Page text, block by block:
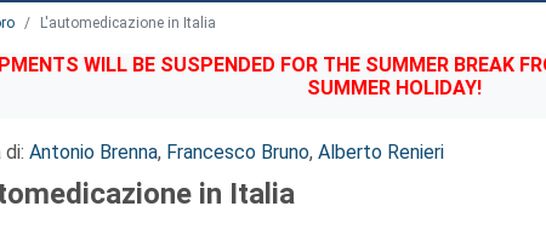
L'automedicazione in Italia
WILL BE SUSPENDED FOR THE SUMMER BREAK
SUMMER HOLIDAY!
di: Antonio Brenna, Francesco Bruno, Alberto Renieri
in Italia